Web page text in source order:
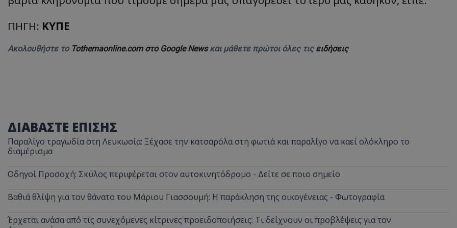
ΠΗΓΗ: ΚΥΠΕ
Ακολουθήστε το Tothemaonline.com στο Google Newsκαι μάθετε πρώτοι όλες τις ειδήσεις
ΔΙΑΒΑΣΤΕ ΕΠΙΣΗΣ
Παραλίγο τραγωδία στη Λευκωσία: Ξέχασε την κατσαρόλα στη φωτιά και παραλίγο να καεί ολόκληρο το
διαμέρισμα
Οδηγοί Προσοχή: Σκύλος περιφέρεται στον αυτοκινητόδρομο - Δείτε σε ποιο σημείο
Βαθιά θλίψη για τον θάνατο του Μάριου Γιασσουμή: Η παράκληση της οικογένειας - Φωτογραφία
Έρχεται ανάσα από τις συνεχόμενες κίτρινες προειδοποιήσεις: Τι δείχνουν οι προβλέψεις για τον
.twitter.com
δευτερόλεπτα
για τη
ASP.NET_SessionId
Microsoft Corporation
lifenewscy.tothemaonline.com
CookieScriptConsent